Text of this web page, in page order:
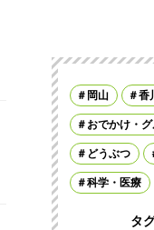
岡山 香
おでかけ・グ
どうぶつ
科学・医療
タ